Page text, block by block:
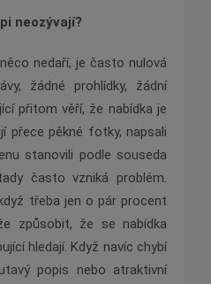
neozývají?
nedaří, je často nulová
žádné prohlídky, žádní
přitom věří, že nabídka je
přece pěkné fotky, napsali
stanovili podle souseda
často vzniká problém.
třeba jen o pár procent
způsobit, že se nabídka
hledají. Když navíc chybí
popis nebo atraktivní